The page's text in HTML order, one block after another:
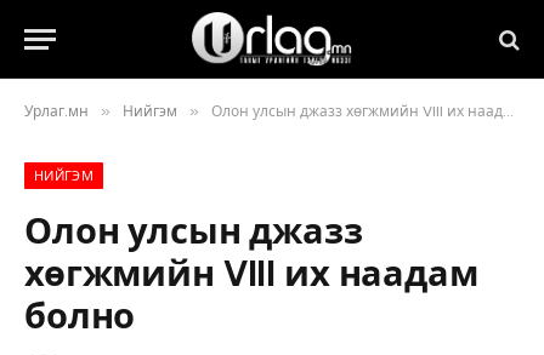
Урлаг.мн » Нийгэм » Олон улсын джазз хөгжмийн VIII их наадам болно
НИЙГЭМ
Олон улсын джазз
хөгжмийн VIII их наадам
болно